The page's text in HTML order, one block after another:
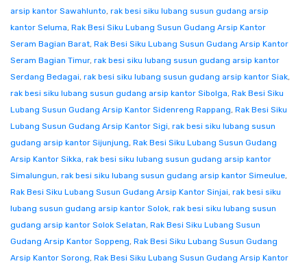
arsip kantor Sawahlunto, rak besi siku lubang susun gudang arsip
kantor Seluma, Rak Besi Siku Lubang Susun Gudang Arsip Kantor
Seram Bagian Barat, Rak Besi Siku Lubang Susun Gudang Arsip Kantor
Seram Bagian Timur, rak besi siku lubang susun gudang arsip kantor
Serdang Bedagai, rak besi siku lubang susun gudang arsip kantor Siak,
rak besi siku lubang susun gudang arsip kantor Sibolga, Rak Besi Siku
Lubang Susun Gudang Arsip Kantor Sidenreng Rappang, Rak Besi Siku
Lubang Susun Gudang Arsip Kantor Sigi, rak besi siku lubang susun
gudang arsip kantor Sijunjung, Rak Besi Siku Lubang Susun Gudang
Arsip Kantor Sikka, rak besi siku lubang susun gudang arsip kantor
Simalungun, rak besi siku lubang susun gudang arsip kantor Simeulue,
Rak Besi Siku Lubang Susun Gudang Arsip Kantor Sinjai, rak besi siku
lubang susun gudang arsip kantor Solok, rak besi siku lubang susun
gudang arsip kantor Solok Selatan, Rak Besi Siku Lubang Susun
Gudang Arsip Kantor Soppeng, Rak Besi Siku Lubang Susun Gudang
Arsip Kantor Sorong, Rak Besi Siku Lubang Susun Gudang Arsip Kantor